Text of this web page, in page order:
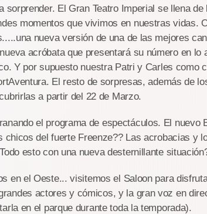
sorprender. El Gran Teatro Imperial se llena
momentos que vivimos en nuestras vidas.
nueva versión de una de las mejores
acróbata que presentará su número en lo
Y por supuesto nuestra Patri y Carles como
El resto de sorpresas, además de
a partir del 22 de Marzo.
el programa de espectáculos. El nuevo
chicos del fuerte Freenze?? Las acrobacias y
esto con una nueva desternillante
en el Oeste... visitemos el Saloon para
actores y cómicos, y la gran voz en
en el parque durante toda la temporada).